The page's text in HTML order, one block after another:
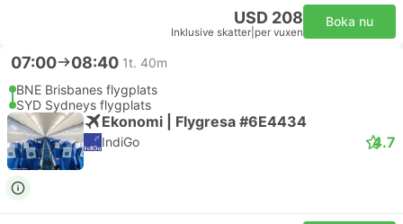
USD 208
Inklusive skatter per vuxen
Boka nu
07:00 08:40 1t. 40m
BNE Brisbanes flygplats
SYD Sydneys flygplats
Ekonomi | Flygresa #6E4434
IndiGo 4.7